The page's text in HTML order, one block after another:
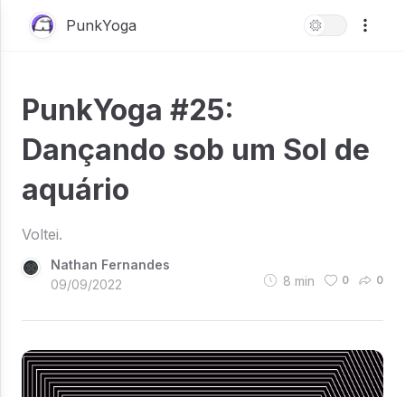
PunkYoga
PunkYoga #25:
Dançando sob um Sol de
aquário
Voltei.
Nathan Fernandes
09/09/2022
8 min 0 0